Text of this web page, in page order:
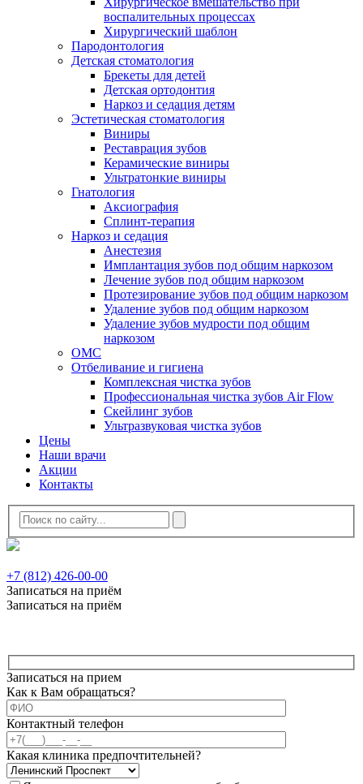
воспалительных процессах
Хирургический шаблон
Пародонтология
Детская стоматология
Брекеты для детей
Детская ортодонтия
Наркоз и седация детям
Эстетическая стоматология
Виниры
Реставрация зубов
Керамические виниры
Ультратонкие виниры
Гнатология
Аксиография
Сплинт-терапия
Наркоз и седация
Анестезия
Имплантация зубов под общим наркозом
Лечение зубов под общим наркозом
Протезирование зубов под общим наркозом
Удаление зубов под общим наркозом
Удаление зубов мудрости под общим
наркозом
ОМС
Отбеливание и гигиена
Комплексная чистка зубов
Профессиональная чистка зубов Air Flow
Скейлинг зубов
Ультразвуковая чистка зубов
Цены
Наши врачи
Акции
Контакты
+7 (812) 426-00-00
Записаться на приём
Записаться на приём
Записаться на прием
Как к Вам обращаться?
Контактный телефон
Какая клиника предпочтительней?